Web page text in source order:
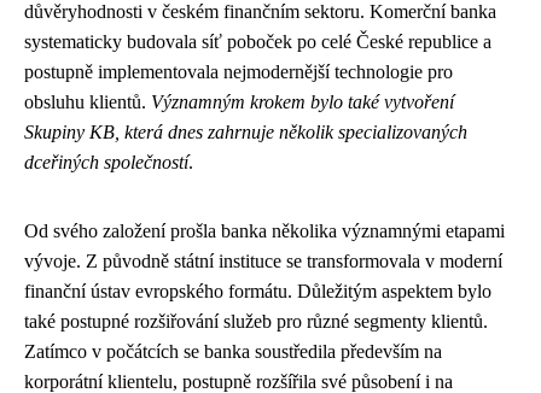
důvěryhodnosti v českém finančním sektoru. Komerční banka
systematicky budovala síť poboček po celé České republice a
postupně implementovala nejmodernější technologie pro
obsluhu klientů. Významným krokem bylo také vytvoření
Skupiny KB, která dnes zahrnuje několik specializovaných
dceřiných společností.
Od svého založení prošla banka několika významnými etapami
vývoje. Z původně státní instituce se transformovala v moderní
finanční ústav evropského formátu. Důležitým aspektem bylo
také postupné rozšiřování služeb pro různé segmenty klientů.
Zatímco v počátcích se banka soustředila především na
korporátní klientelu, postupně rozšířila své působení i na